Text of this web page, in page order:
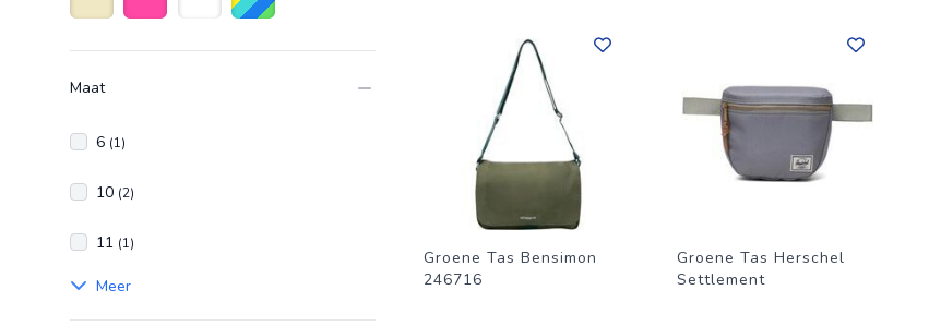
Maat
6 (1)
10 (2)
11 (1)
Meer
Groene Tas Bensimon
246716
Groene Tas Herschel
Settlement